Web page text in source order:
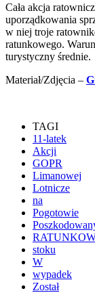
Cała akcja
uporządkowania
w niej troje
ratunkowego.
turystyczny średnie.
Materiał/Zdjęcia –
TAGI
11-latek
Akcji
GOPR
Limanowej
Lotnicze
na
Pogotowie
stoku
W
wypadek
Został